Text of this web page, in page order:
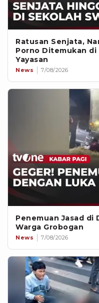
Ratusan Senjata,
Porno Ditemukan di
Yayasan
News 7/08/2026
Penemuan Jasad di
Warga Grobogan
News 7/08/2026